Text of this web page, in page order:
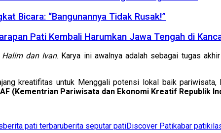
Bicara: “Bangunannya Tidak Rusak!”
Pati Kembali Harumkan Jawa Tengah di
Halim dan Ivan. Karya ini awalnya adalah sebagai tugas
kreatifitas untuk Menggali potensi lokal baik pariwisata,
(Kementrian Pariwisata dan Ekonomi Kreatif Republik
berita pati terbaruberita seputar patiDiscover Patikabar pati